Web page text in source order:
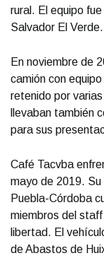
rural. El equipo
Salvador El Verde.
En noviembre de
camión con
retenido por
llevaban también
para sus
Café Tacvba
mayo de 2019.
Puebla-Córdoba
miembros del
libertad. El
de Abastos de